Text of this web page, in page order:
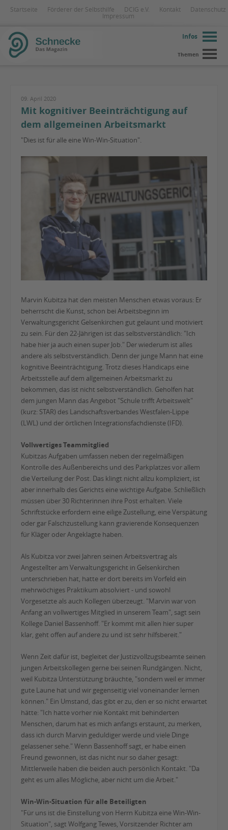
Startseite Förderer der Selbsthilfe DCIG e.V. Kontakt
Datenschutz
Impressum
Infos
Themen
09. April 2020
Mit kognitiver Beeinträchtigung auf
dem allgemeinen Arbeitsmarkt
"Dies ist für alle eine Win-Win-Situation".
Marvin Kubitza hat den meisten Menschen etwas voraus: Er
beherrscht die Kunst, schon bei Arbeitsbeginn im
Verwaltungsgericht Gelsenkirchen gut gelaunt und motiviert
zu sein. Für den 22-Jährigen ist das selbstverständlich: "Ich
habe hier ja auch einen super Job." Der wiederum ist alles
andere als selbstverständlich. Denn der junge Mann hat eine
kognitive Beeinträchtigung. Trotz dieses Handicaps eine
Arbeitsstelle auf dem allgemeinen Arbeitsmarkt zu
bekommen, das ist nicht selbstverständlich. Geholfen hat
dem jungen Mann das Angebot "Schule trifft Arbeitswelt"
(kurz: STAR) des Landschaftsverbandes Westfalen-Lippe
(LWL) und der örtlichen Integrationsfachdienste (IFD).
Vollwertiges Teammitglied
Kubitzas Aufgaben umfassen neben der regelmäßigen
Kontrolle des Außenbereichs und des Parkplatzes vor allem
die Verteilung der Post. Das klingt nicht allzu kompliziert, ist
aber innerhalb des Gerichts eine wichtige Aufgabe. Schließlich
müssen über 30 Richterinnen ihre Post erhalten. Viele
Schriftstücke erfordern eine eilige Zustellung, eine Verspätung
oder gar Falschzustellung kann gravierende Konsequenzen
für Kläger oder Angeklagte haben.
Als Kubitza vor zwei Jahren seinen Arbeitsvertrag als
Angestellter am Verwaltungsgericht in Gelsenkirchen
unterschrieben hat, hatte er dort bereits im Vorfeld ein
mehrwöchiges Praktikum absolviert - und sowohl
Vorgesetzte als auch Kollegen überzeugt. "Marvin war von
Anfang an vollwertiges Mitglied in unserem Team", sagt sein
Kollege Daniel Bassenhoff. "Er kommt mit allen hier super
klar, geht offen auf andere zu und ist sehr hilfsbereit."
Wenn Zeit dafür ist, begleitet der Justizvollzugsbeamte seinen
jungen Arbeitskollegen gerne bei seinen Rundgängen. Nicht,
weil Kubitza Unterstützung bräuchte, "sondern weil er immer
gute Laune hat und wir gegenseitig viel voneinander lernen
können." Ein Umstand, das gibt er zu, den er so nicht erwartet
hätte: "Ich hatte vorher nie Kontakt mit behinderten
Menschen, darum hat es mich anfangs erstaunt, zu merken,
dass ich durch Marvin geduldiger werde und viele Dinge
gelassener sehe." Wenn Bassenhoff sagt, er habe einen
Freund gewonnen, ist das nicht nur so daher gesagt:
Mittlerweile haben die beiden auch persönlich Kontakt. "Da
geht es um alles Mögliche, aber nicht um die Arbeit."
Win-Win-Situation für alle Beteiligten
"Für uns ist die Einstellung von Herrn Kubitza eine Win-Win-
Situation", sagt Wolfgang Tewes, Vorsitzender Richter am